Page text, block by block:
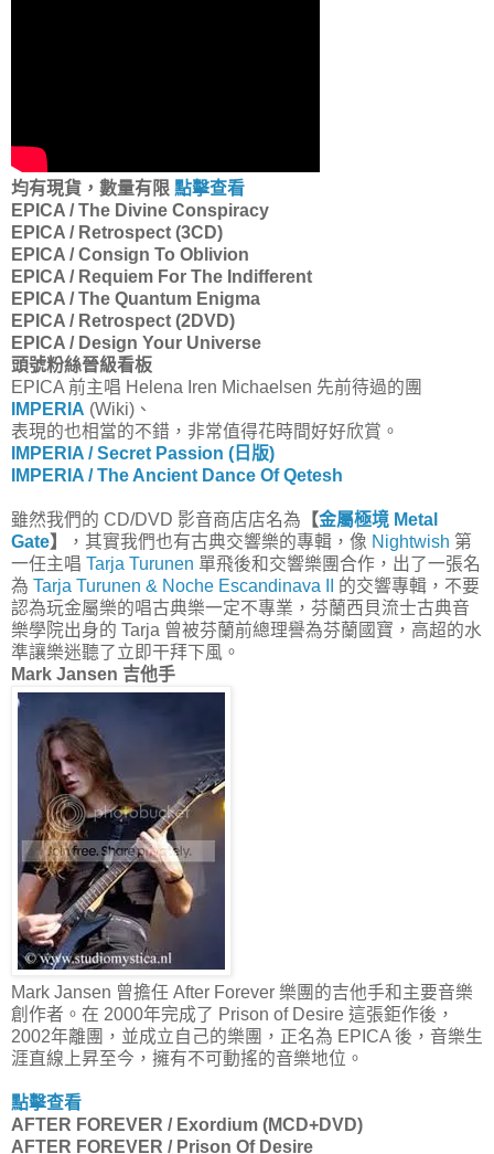
均有現貨，數量有限 點擊查看
EPICA / The Divine Conspiracy
EPICA / Retrospect (3CD)
EPICA / Consign To Oblivion
EPICA / Requiem For The Indifferent
EPICA / The Quantum Enigma
EPICA / Retrospect (2DVD)
EPICA / Design Your Universe
頭號粉絲晉級看板
EPICA 前主唱 Helena Iren Michaelsen 先前待過的團
IMPERIA (Wiki)、
表現的也相當的不錯，非常值得花時間好好欣賞。
IMPERIA / Secret Passion (日版)
IMPERIA / The Ancient Dance Of Qetesh
雖然我們的 CD/DVD 影音商店店名為 【金屬極境 Metal
Gate】 ，其實我們也有古典交響樂的專輯，像 Nightwish 第
一任主唱 Tarja Turunen 單飛後和交響樂團合作，出了一張名
為 Tarja Turunen & Noche Escandinava II
的交響專輯，不要
認為玩金屬樂的唱古典樂一定不專業，芬蘭西貝流士古典音
樂學院出身的 Tarja 曾被芬蘭前總理譽為芬蘭國寶，高超的水
準讓樂迷聽了立即干拜下風。
Mark Jansen 吉他手
Mark Jansen 曾擔任 After Forever 樂團的吉他手和主要音樂
創作者。在 2000年完成了 Prison of Desire 這張鉅作後，
2002年離團，並成立自己的樂團，正名為 EPICA 後，音樂生
涯直線上昇至今，擁有不可動搖的音樂地位。
點擊查看
AFTER FOREVER / Exordium (MCD+DVD)
AFTER FOREVER / Prison Of Desire